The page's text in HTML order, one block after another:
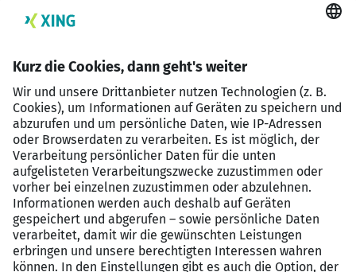
Bereich Reporting (SAP BW/BA, Business Objects,
Profil
Betriebswirtschaftliches Studium mit
Schwerpunkt Finance / Controlling
Mindestens 3 Jahre Berufserfahrung im Finance-
& Controlling-Umfeld
Erfahrung im Aufbau und der Betreuung von
Management-Informationssystemen und
Konsolidierungssystemen